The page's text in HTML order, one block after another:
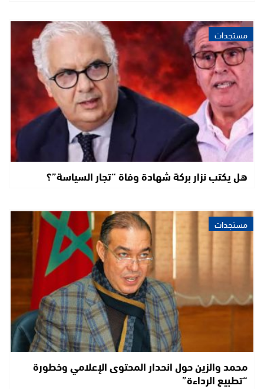
مستجدات
هل يكتب نزار بركة شهادة وفاة “تجار السياسة”؟
مستجدات
محمد والزين حول انحدار المحتوى الإعلامي وخطورة
“تطبيع الرداءة”